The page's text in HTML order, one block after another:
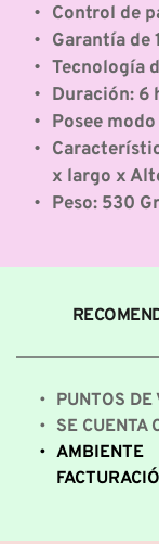
Control de
Garantía de
Tecnología
Duración: 6
Posee
x largo x
Peso: 530
PUNTOS DE
SE CUENTA